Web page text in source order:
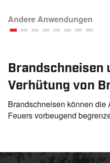
Andere Anwendungen
Brandschneisen
Verhütung von
Brandschneisen können die
Feuers vorbeugend